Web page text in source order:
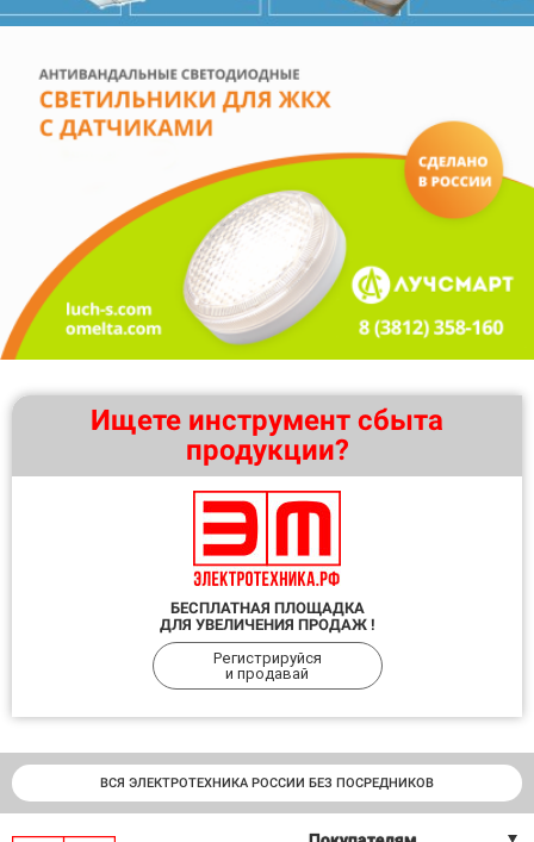
Ищете инструмент сбыта
продукции?
БЕСПЛАТНАЯ ПЛОЩАДКА
ДЛЯ УВЕЛИЧЕНИЯ ПРОДАЖ !
Регистрируйся
и продавай
ВСЯ ЭЛЕКТРОТЕХНИКА РОССИИ БЕЗ ПОСРЕДНИКОВ